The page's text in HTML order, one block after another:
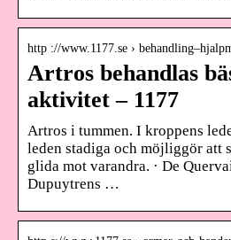
http ://www.1177.se ›
Artros behandlas
aktivitet – 1177
Artros i tummen. I kroppens
leden stadiga och möjliggör att
glida mot varandra. · De
Dupuytrens …